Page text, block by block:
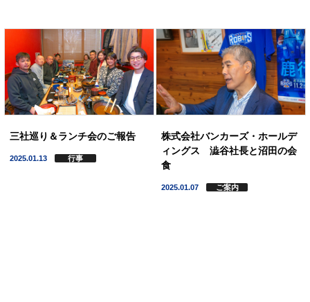
三社巡り＆ランチ会のご報告
2025.01.13 行事
株式会社バンカーズ・ホールデ
ィングス 澁谷社長と沼田の会
食
2025.01.07 ご案内